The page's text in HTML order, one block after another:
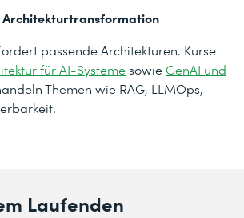
Architekturtransformation
passende Architekturen. Kurse
für AI-SystemesowieGenAI und
Themen wie RAG, LLMOps,
Laufenden